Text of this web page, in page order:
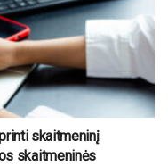
skaitmeninį
skaitmeninės